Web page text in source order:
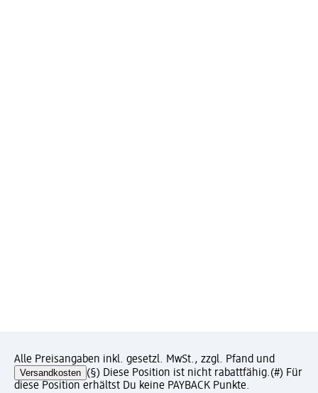
Alle Preisangaben inkl. gesetzl. MwSt., zzgl. Pfand und
Versandkosten (§) Diese Position ist nicht rabattfähig.(#) Für
diese Position erhältst Du keine PAYBACK Punkte.